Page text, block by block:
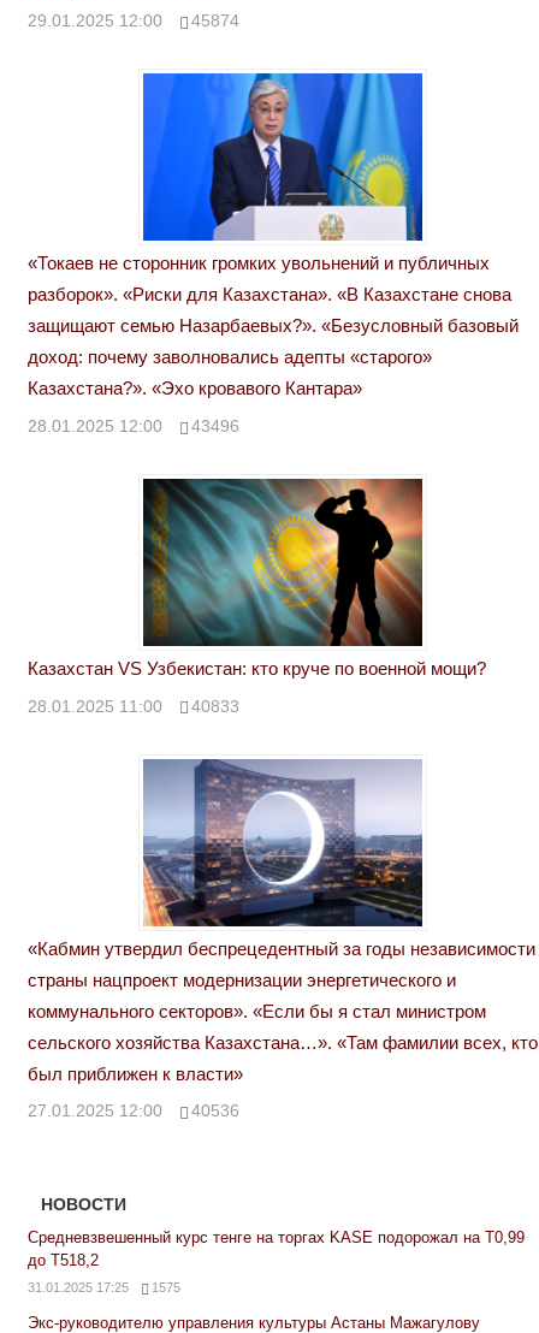
29.01.2025 12:00 45874
«Токаев не сторонник громких увольнений и публичных
разборок». «Риски для Казахстана». «В Казахстане снова
защищают семью Назарбаевых?». «Безусловный базовый
доход: почему заволновались адепты «старого»
Казахстана?». «Эхо кровавого Кантара»
28.01.2025 12:00 43496
Казахстан VS Узбекистан: кто круче по военной мощи?
28.01.2025 11:00 40833
«Кабмин утвердил беспрецедентный за годы независимости
страны нацпроект модернизации энергетического и
коммунального секторов». «Если бы я стал министром
сельского хозяйства Казахстана…». «Там фамилии всех, кто
был приближен к власти»
27.01.2025 12:00 40536
НОВОСТИ
Средневзвешенный курс тенге на торгах KASE подорожал на Т0,99
до Т518,2
31.01.2025 17:25 1575
Экс-руководителю управления культуры Астаны Мажагулову